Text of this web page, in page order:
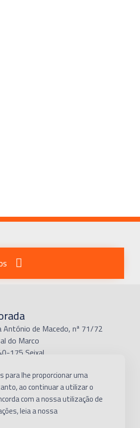
António de Macedo, nª 71/72
do Marco
175 Seixal
(351) 212 269 455
para lhe proporcionar uma
ao continuar a utilizar o
com a nossa utilização de
leia a nossa